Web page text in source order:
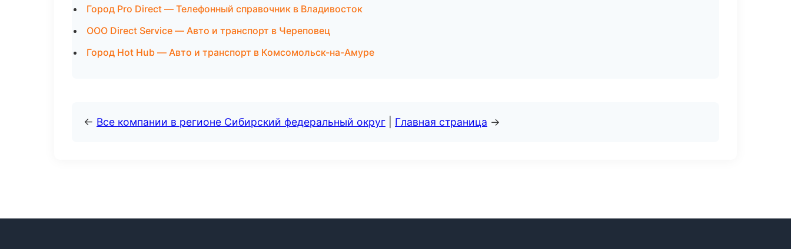
Город Pro Direct — Телефонный справочник в Владивосток
ООО Direct Service — Авто и транспорт в Череповец
Город Hot Hub — Авто и транспорт в Комсомольск-на-Амуре
← Все компании в регионе Сибирский федеральный округ Главная страница →